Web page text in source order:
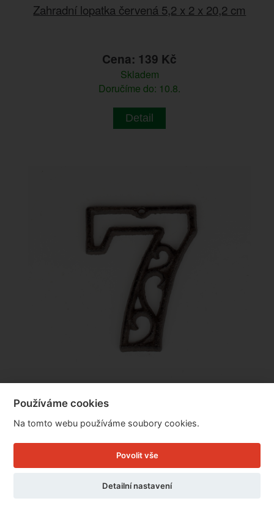
Zahradní lopatka červená 5,2 x 2 x 20,2 cm
Cena: 139 Kč
Skladem
Doručíme do: 10.8.
Detail
Domovní číslo 7 litina 8,8x12cm
Cena: 59 Kč
Skladem
Doručíme do: 10.8.
Používáme cookies
Na tomto webu používáme soubory cookies.
Povolit vše
Detailní nastavení